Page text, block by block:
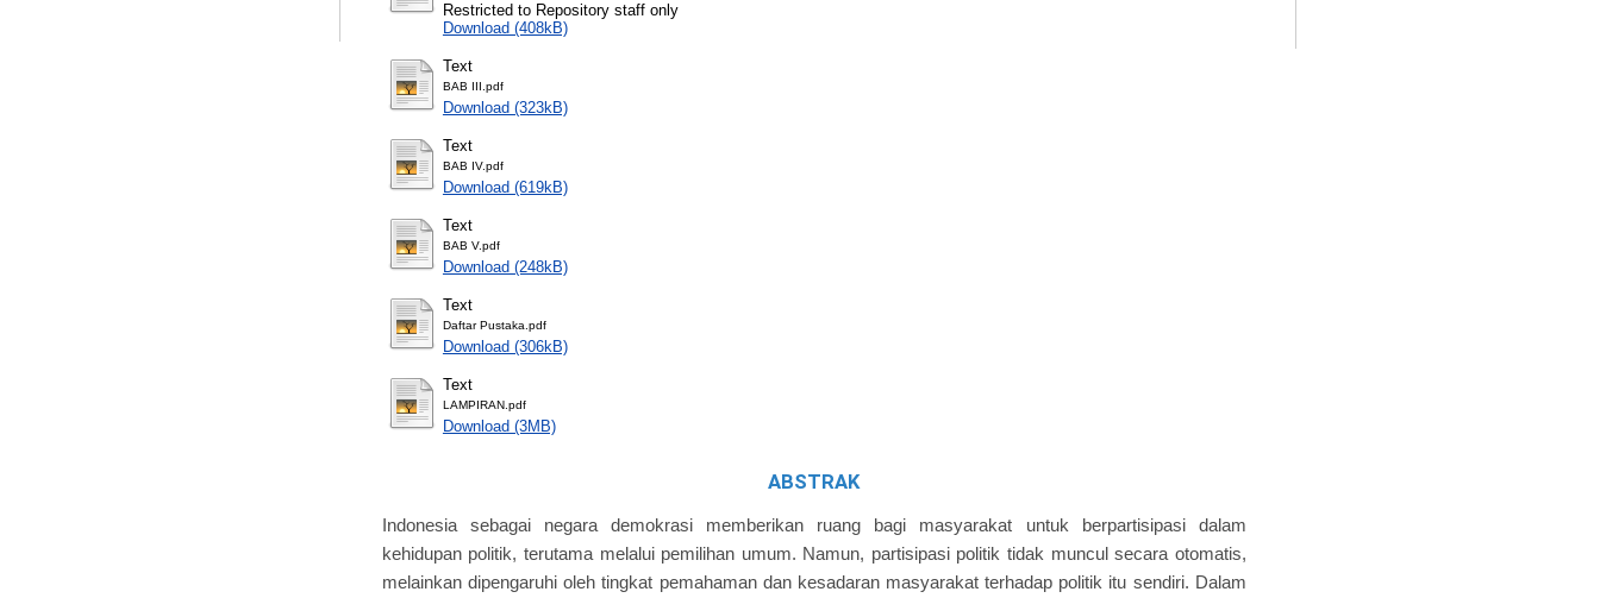
Restricted to Repository staff only
Download (408kB)
Text
BAB III.pdf
Download (323kB)
Text
BAB IV.pdf
Download (619kB)
Text
BAB V.pdf
Download (248kB)
Text
Daftar Pustaka.pdf
Download (306kB)
Text
LAMPIRAN.pdf
Download (3MB)
ABSTRAK
Indonesia sebagai negara demokrasi memberikan ruang bagi masyarakat untuk berpartisipasi dalam
kehidupan politik, terutama melalui pemilihan umum. Namun, partisipasi politik tidak muncul secara otomatis,
melainkan dipengaruhi oleh tingkat pemahaman dan kesadaran masyarakat terhadap politik itu sendiri. Dalam